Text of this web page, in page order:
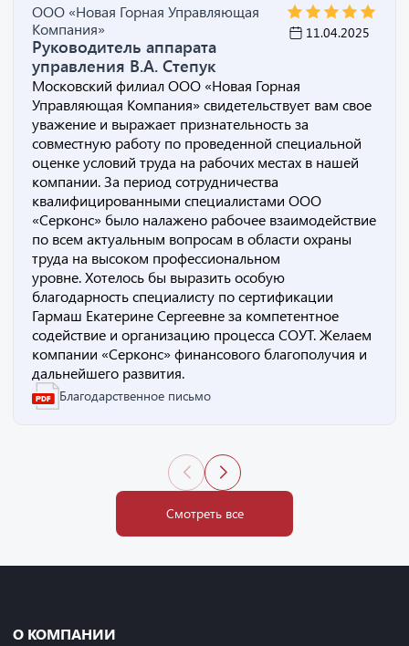
ООО «Новая Горная Управляющая
Компания»
Руководитель аппарата
управления В.А. Степук
11.04.2025
Московский филиал ООО «Новая Горная
Управляющая Компания» свидетельствует вам свое
уважение и выражает признательность за
совместную работу по проведенной специальной
оценке условий труда на рабочих местах в нашей
компании. За период сотрудничества
квалифицированными специалистами ООО
«Серконс» было налажено рабочее взаимодействие
по всем актуальным вопросам в области охраны
труда на высоком профессиональном
уровне. Хотелось бы выразить особую
благодарность специалисту по сертификации
Гармаш Екатерине Сергеевне за компетентное
содействие и организацию процесса СОУТ. Желаем
компании «Серконс» финансового благополучия и
дальнейшего развития.
Благодарственное письмо
Смотреть все
О КОМПАНИИ